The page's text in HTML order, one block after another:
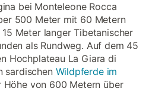
bei Monteleone Rocca
500 Meter mit 60 Metern
Meter langer Tibetanischer
als Rundweg. Auf dem 45
Hochplateau La Giara di
sardischen Wildpferde im
Höhe von 600 Metern über